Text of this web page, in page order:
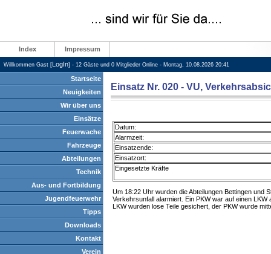
Index Impressum
Willkommen Gast [LogIn] - 12 Gäste und 0 Mitglieder Online - Montag, 10.08.2026 20:41
Startseite
Neuigkeiten
Wir über uns
Einsätze
Feuerwache
Fahrzeuge
Abteilungen
Technik
Aus- und Fortbildung
Jugendfeuerwehr
Tipps
Downloads
Kontakt
Verein
Einsatz Nr. 020 - VU,
Datum:
Alarmzeit:
Einsatzende:
Einsatzort:
Eingesetzte Kräfte
Um 18:22 Uhr wurden die Abteilungen Bettingen und
Verkehrsunfall alarmiert. Ein PKW war auf einen
LKW wurden lose Teile gesichert, der PKW wurde